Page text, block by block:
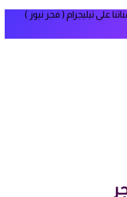
على تيليجرام ( فجر نيوز )